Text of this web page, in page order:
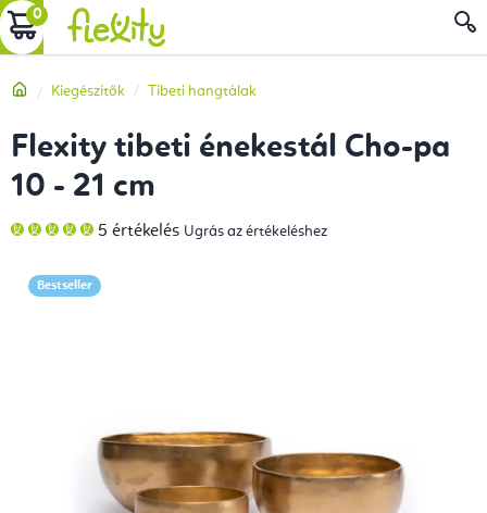
Ugrás
a
tartalomhoz
KOSÁR
Kezdőlap
Kiegészítők Tibeti hangtálak
Flexity tibeti énekestál Cho-pa
10 - 21 cm
A
termék
5-
ből
5 értékelés Ugrás az értékeléshez
Bestseller